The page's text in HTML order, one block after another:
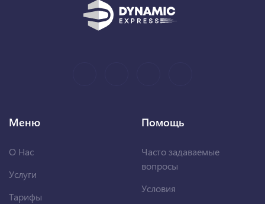
Меню
О Нас
Услуги
Тарифы
Помощь
Часто задаваемые
вопросы
Условия